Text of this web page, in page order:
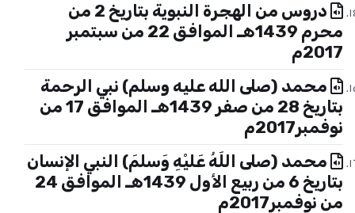
دروس من الهجرة النبوية بتاريخ 2 من
محرم 1439هـ الموافق 22 من سبتمبر
2017م
محمد (صلى الله عليه وسلم) نبي الرحمة
بتاريخ 28 من صفر 1439هـ الموافق 17 من
نوفمبر2017م
محمد (صلى اللَهُ عَليْهِ وَسلمَ) النبي الإنسان
بتاريخ 6 من ربيع الأول 1439هـ الموافق 24
من نوفمبر2017م